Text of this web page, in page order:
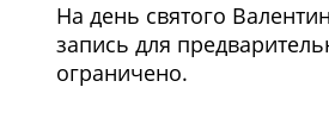
На день святого
запись для
ограничено.